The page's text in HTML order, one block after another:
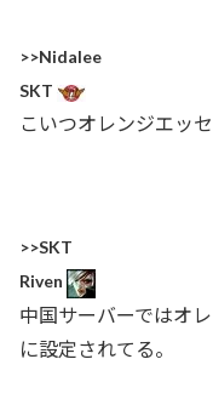
>>Nidalee
SKT
こいつオレンジエッ
>>SKT
Riven
中国サーバーではオ
に設定されてる。